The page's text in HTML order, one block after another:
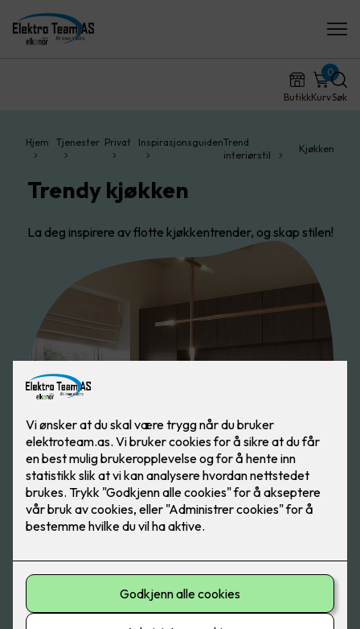
ButikkKurv
0
Søk
Hjem Tjenester Privat InspirasjonsguidenTrend
interiørstil
Kjøkken
Trendy kjøkken
La deg inspirere av flotte kjøkkentrender, og skap stilen!